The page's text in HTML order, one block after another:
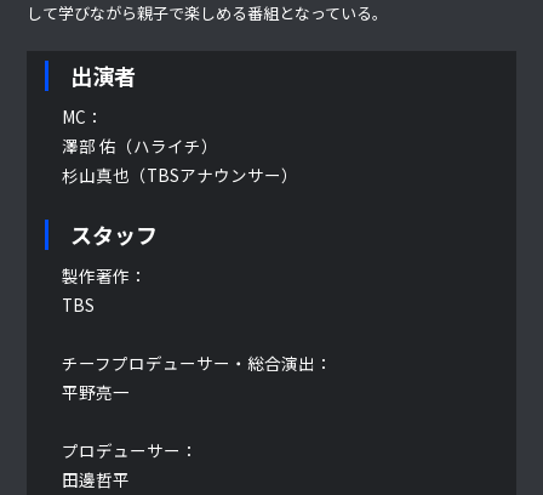
して学びながら親子で楽しめる番組となっている。
出演者
MC：
澤部 佑（ハライチ）
杉山真也（TBSアナウンサー）
スタッフ
製作著作：
TBS
チーフプロデューサー・総合演出：
平野亮一
プロデューサー：
田邊哲平